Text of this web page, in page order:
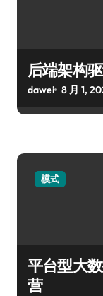
后端架构
dawei 8 月 1,
模式
平台型大
营